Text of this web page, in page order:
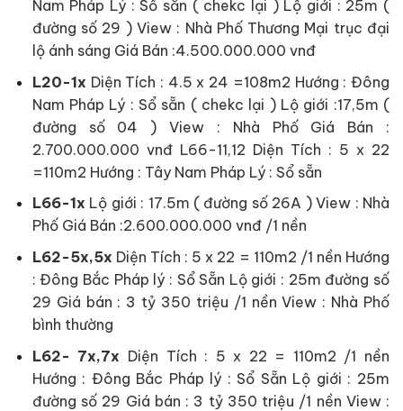
Nam Pháp Lý : Sổ sẵn ( chekc lại ) Lộ giới : 25m (
đường số 29 ) View : Nhà Phố Thương Mại trục đại
lộ ánh sáng Giá Bán :4.500.000.000 vnđ
L20-1x Diện Tích : 4.5 x 24 =108m2 Hướng : Đông
Nam Pháp Lý : Sổ sẵn ( chekc lại ) Lộ giới :17,5m (
đường số 04 ) View : Nhà Phố Giá Bán :
2.700.000.000 vnđ L66-11,12 Diện Tích : 5 x 22
=110m2 Hướng : Tây Nam Pháp Lý : Sổ sẵn
L66-1x Lộ giới : 17.5m ( đường số 26A ) View : Nhà
Phố Giá Bán :2.600.000.000 vnđ /1 nền
L62-5x,5x Diện Tích : 5 x 22 = 110m2 /1 nền Hướng
: Đông Bắc Pháp lý : Sổ Sẵn Lộ giới : 25m đường số
29 Giá bán : 3 tỷ 350 triệu /1 nền View : Nhà Phố
bình thường
L62- 7x,7x Diện Tích : 5 x 22 = 110m2 /1 nền
Hướng : Đông Bắc Pháp lý : Sổ Sẵn Lộ giới : 25m
đường số 29 Giá bán : 3 tỷ 350 triệu /1 nền View :